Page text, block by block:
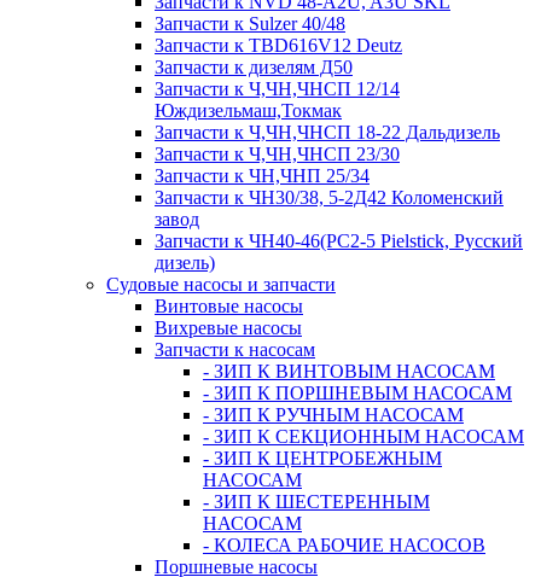
Запчасти к Sulzer 40/48
Запчасти к TBD616V12 Deutz
Запчасти к дизелям Д50
Запчасти к Ч,ЧН,ЧНСП 12/14
Юждизельмаш,Токмак
Запчасти к Ч,ЧН,ЧНСП 18-22 Дальдизель
Запчасти к Ч,ЧН,ЧНСП 23/30
Запчасти к ЧН,ЧНП 25/34
Запчасти к ЧН30/38, 5-2Д42 Коломенский
завод
Запчасти к ЧН40-46(PC2-5 Pielstick, Русский
дизель)
Судовые насосы и запчасти
Винтовые насосы
Вихревые насосы
Запчасти к насосам
- ЗИП К ВИНТОВЫМ НАСОСАМ
- ЗИП К ПОРШНЕВЫМ НАСОСАМ
- ЗИП К РУЧНЫМ НАСОСАМ
- ЗИП К СЕКЦИОННЫМ НАСОСАМ
- ЗИП К ЦЕНТРОБЕЖНЫМ
НАСОСАМ
- ЗИП К ШЕСТЕРЕННЫМ
НАСОСАМ
- КОЛЕСА РАБОЧИЕ НАСОСОВ
Поршневые насосы